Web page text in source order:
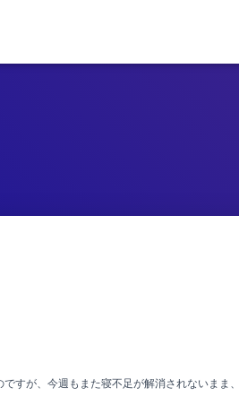
すが、今週もまた寝不足が解消されないまま